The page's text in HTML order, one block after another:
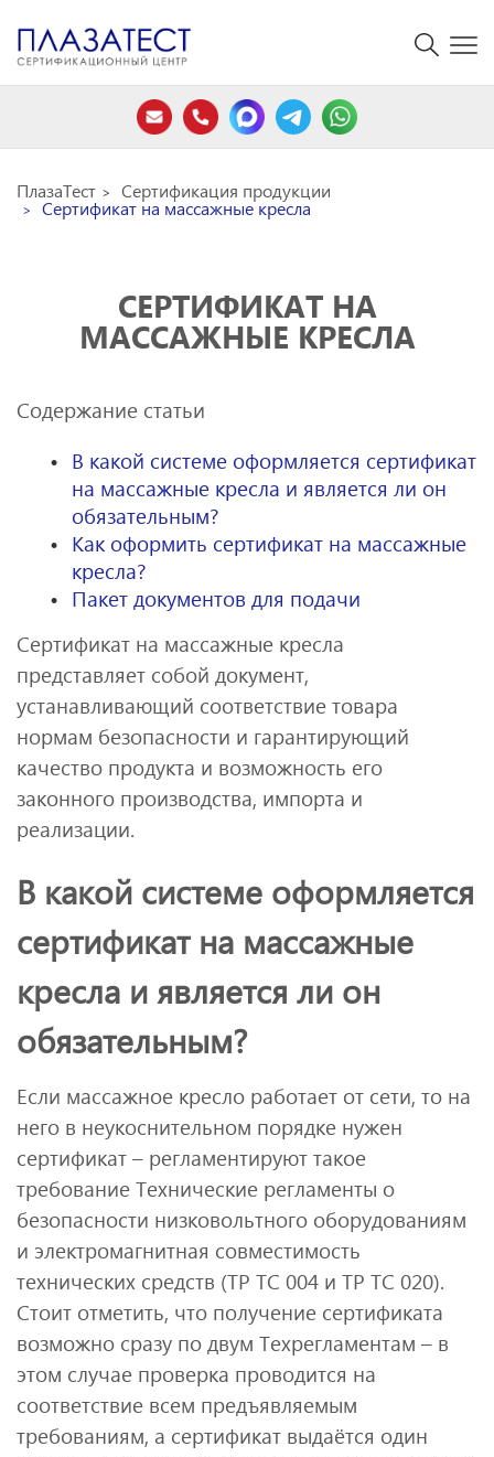
ПлазаТест Сертификация продукции
Сертификат на массажные кресла
СЕРТИФИКАТ НА
МАССАЖНЫЕ КРЕСЛА
Содержание статьи
В какой системе оформляется сертификат
на массажные кресла и является ли он
обязательным?
Как оформить сертификат на массажные
кресла?
Пакет документов для подачи
Сертификат на массажные кресла
представляет собой документ,
устанавливающий соответствие товара
нормам безопасности и гарантирующий
качество продукта и возможность его
законного производства, импорта и
реализации.
В какой системе оформляется
сертификат на массажные
кресла и является ли он
обязательным?
Если массажное кресло работает от сети, то на
него в неукоснительном порядке нужен
сертификат – регламентируют такое
требование Технические регламенты о
безопасности низковольтного оборудованиям
и электромагнитная совместимость
технических средств (ТР ТС 004 и ТР ТС 020).
Стоит отметить, что получение сертификата
возможно сразу по двум Техрегламентам – в
этом случае проверка проводится на
соответствие всем предъявляемым
требованиям, а сертификат выдаётся один